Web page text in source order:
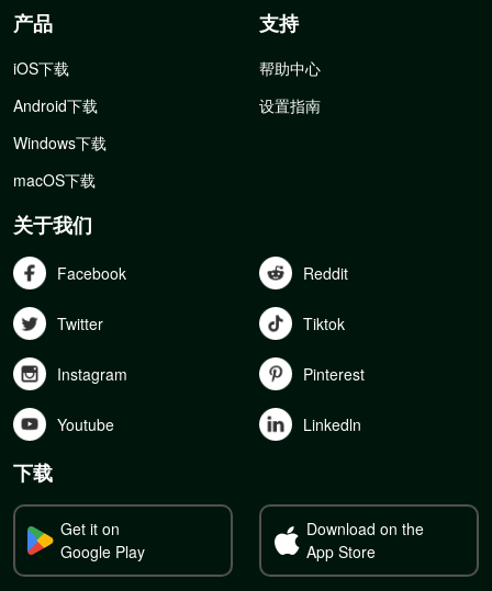
产品
iOS下载
Android下载
Windows下载
macOS下载
支持
帮助中心
设置指南
关于我们
Facebook Reddit
Twitter Tiktok
Instagram Pinterest
Youtube Linkedln
下载
Get it on
Google Play
Download on the
App Store